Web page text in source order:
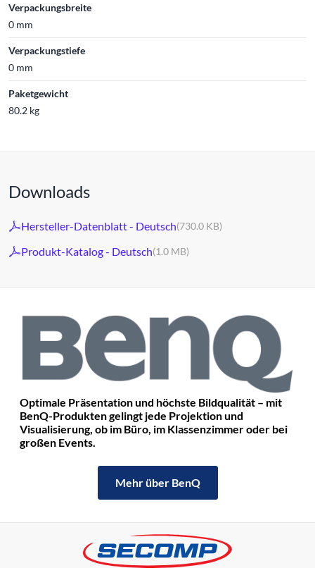
Verpackungsbreite
0 mm
Verpackungstiefe
0 mm
Paketgewicht
80.2 kg
Downloads
Hersteller-Datenblatt - Deutsch(730.0 KB)
Produkt-Katalog - Deutsch(1.0 MB)
Optimale Präsentation und höchste Bildqualität – mit
BenQ-Produkten gelingt jede Projektion und
Visualisierung, ob im Büro, im Klassenzimmer oder bei
großen Events.
Mehr über BenQ